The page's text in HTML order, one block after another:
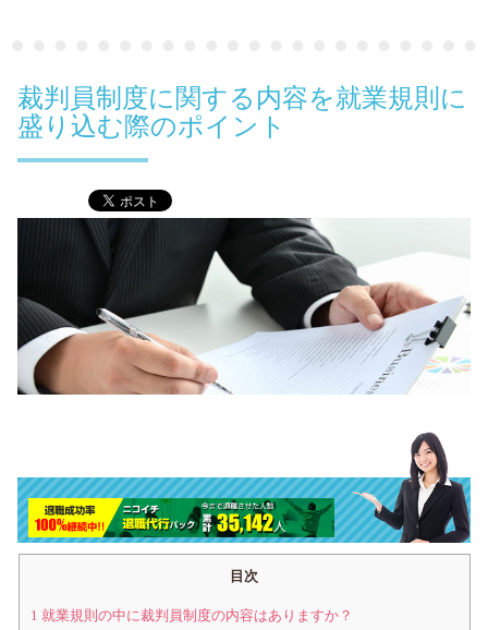
裁判員制度に関する内容を就業規則に
盛り込む際のポイント
目次
1 就業規則の中に裁判員制度の内容はありますか？